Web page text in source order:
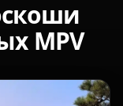
MPV